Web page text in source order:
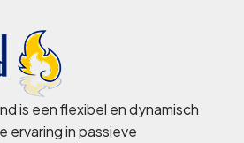
is een flexibel en dynamisch
ervaring in passieve